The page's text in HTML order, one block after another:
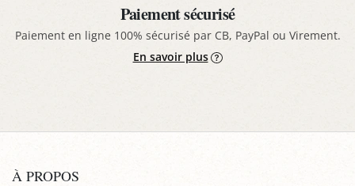
Paiement sécurisé
Paiement en ligne 100% sécurisé par CB, PayPal ou Virement.
En savoir plus
À PROPOS